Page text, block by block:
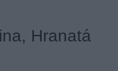
Hranatá